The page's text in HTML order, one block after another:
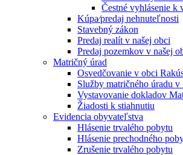
Čestné vyhlásenie k
Kúpa⁄predaj nehnuteľnosti
Stavebný zákon
Predaj realít v našej obci
Predaj pozemkov v našej
Matričný úrad
Osvedčovanie v obci
Služby matričného úradu v
Vystavovanie dokladov
Žiadosti k stiahnutiu
Evidencia obyvateľstva
Hlásenie trvalého pobytu
Hlásenie prechodného
Zrušenie trvalého pobytu